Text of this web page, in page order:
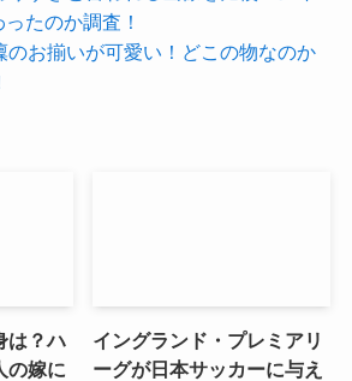
たのか調査！
のお揃いが可愛い！どこの物なのか
は？ハ
の嫁に
イングランド・プレミアリ
ーグが日本サッカーに与え